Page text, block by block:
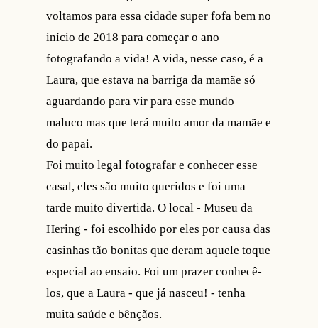
voltamos para essa cidade super fofa bem no
início de 2018 para começar o ano
fotografando a vida! A vida, nesse caso, é a
Laura, que estava na barriga da mamãe só
aguardando para vir para esse mundo
maluco mas que terá muito amor da mamãe e
do papai.
Foi muito legal fotografar e conhecer esse
casal, eles são muito queridos e foi uma
tarde muito divertida. O local - Museu da
Hering - foi escolhido por eles por causa das
casinhas tão bonitas que deram aquele toque
especial ao ensaio. Foi um prazer conhecê-
los, que a Laura - que já nasceu! - tenha
muita saúde e bênçãos.